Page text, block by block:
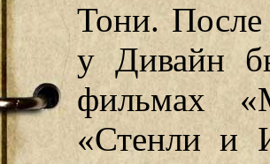
Тони.
у Дивайн
фильмах
«Стенли и